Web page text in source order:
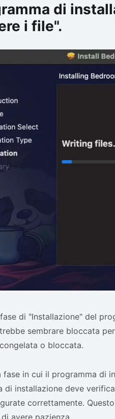
di
i file".
di "Installazione" del
sembrare bloccata
congelata o bloccata.
fase in cui il programma di
di installazione deve
correttamente.
avere pazienza.